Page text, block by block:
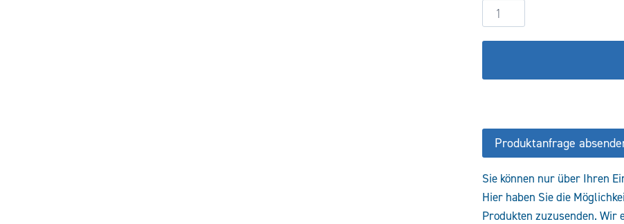
2/2-
Wegesitzventil
VEB-
NC-
24VDC
Menge
Produktanfrage
Sie können nur über Ihren
Hier haben Sie die
Produkten zuzusenden. Wir